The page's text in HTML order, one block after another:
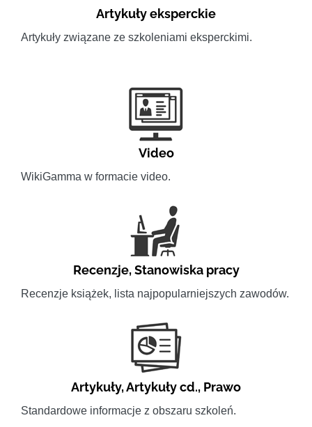
Artykuły eksperckie
Artykuły związane ze szkoleniami eksperckimi.
Video
WikiGamma w formacie video.
Recenzje,Stanowiska pracy
Recenzje książek, lista najpopularniejszych zawodów.
Artykuły,Artykuły cd., Prawo
Standardowe informacje z obszaru szkoleń.